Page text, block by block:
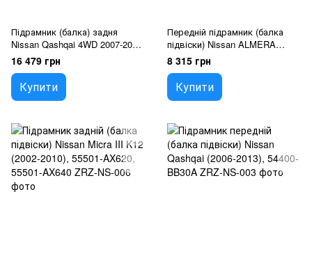
Підрамник (балка) задня
Nissan Qashqai 4WD 2007-2015,
55400-1ya1d
16 479 грн
Купити
Передній підрамник (балка
підвіски) Nissan ALMERA
2006-, 54401-95F0A
8 315 грн
Купити